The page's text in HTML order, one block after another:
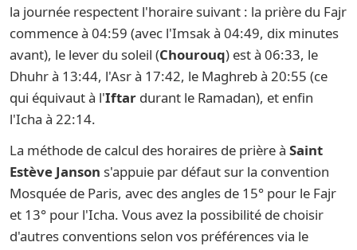
la journée respectent l'horaire suivant : la prière du Fajr
commence à 04:59 (avec l'Imsak à 04:49, dix minutes
avant), le lever du soleil (Chourouq) est à 06:33, le
Dhuhr à 13:44, l'Asr à 17:42, le Maghreb à 20:55 (ce
qui équivaut à l'Iftar durant le Ramadan), et enfin
l'Icha à 22:14.
La méthode de calcul des horaires de prière à Saint
Estève Janson s'appuie par défaut sur la convention
Mosquée de Paris, avec des angles de 15° pour le Fajr
et 13° pour l'Icha. Vous avez la possibilité de choisir
d'autres conventions selon vos préférences via le